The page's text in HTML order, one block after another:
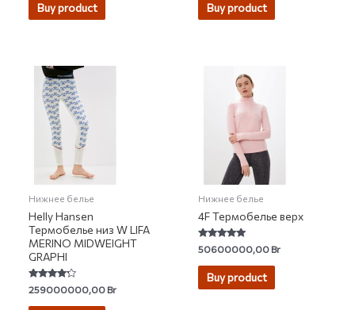
Buy product Buy product
Нижнее белье
Helly Hansen
Термобелье низ W LIFA
MERINO MIDWEIGHT
GRAPHI
Rated
4.00
out of 5
259000000,00Br
Нижнее белье
4F Термобелье верх
Rated
5.00
out of 5
50600000,00Br
Buy product